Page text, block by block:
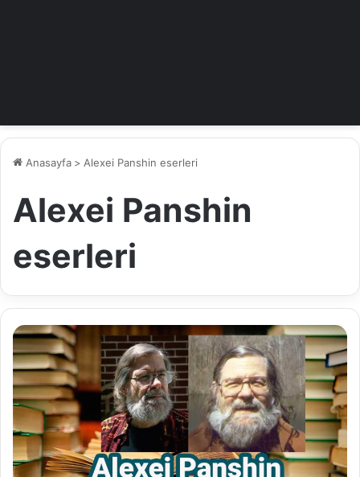
Anasayfa > Alexei Panshin eserleri
Alexei Panshin
eserleri